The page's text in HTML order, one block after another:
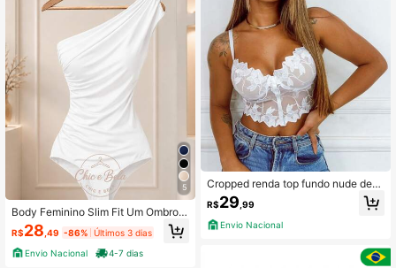
5
Body Feminino Slim Fit Um Ombro S
ó Tecido Premium
R$28 ,49 -86% Últimos 3 dias
Envio Nacional
4-7 dias
Cropped renda top fundo nude dec
otadoo
R$29,99
Envio Nacional